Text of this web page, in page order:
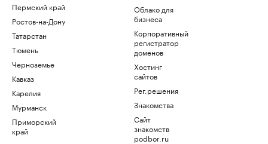
Пермский край
Ростов-на-Дону
Татарстан
Тюмень
Черноземье
Кавказ
Карелия
Мурманск
Приморский
край
Облако для
бизнеса
Корпоративный
регистратор
доменов
Хостинг
сайтов
Рег.решения
Знакомства
Сайт
знакомств
podbor.ru